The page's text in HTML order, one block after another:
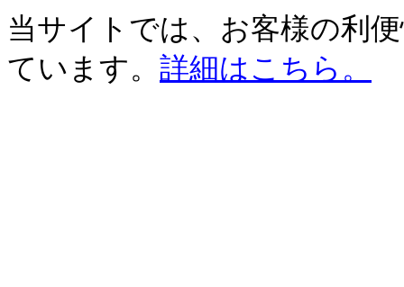
当サイトでは、お客様の利
ています。 詳細はこちら。